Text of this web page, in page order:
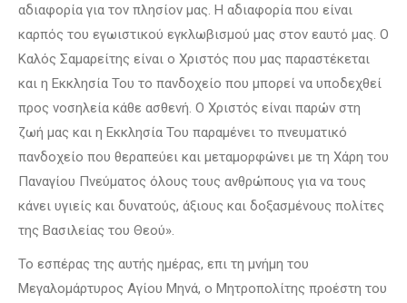
αδιαφορία για τον πλησίον μας. Η αδιαφορία που είναι
καρπός του εγωιστικού εγκλωβισμού μας στον εαυτό μας. Ο
Καλός Σαμαρείτης είναι ο Χριστός που μας παραστέκεται
και η Εκκλησία Του το πανδοχείο που μπορεί να υποδεχθεί
προς νοσηλεία κάθε ασθενή. Ο Χριστός είναι παρών στη
ζωή μας και η Εκκλησία Του παραμένει το πνευματικό
πανδοχείο που θεραπεύει και μεταμορφώνει με τη Χάρη του
Παναγίου Πνεύματος όλους τους ανθρώπους για να τους
κάνει υγιείς και δυνατούς, άξιους και δοξασμένους πολίτες
της Βασιλείας του Θεού».
Το εσπέρας της αυτής ημέρας, επι τη μνήμη του
Μεγαλομάρτυρος Αγίου Μηνά, ο Μητροπολίτης προέστη του